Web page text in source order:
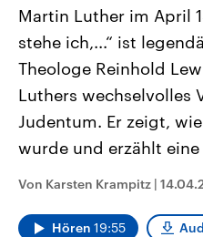
USA
Aktuelle Beiträge, Analysen
Hintergründe
Wirtschaftlich und militärisch
gehören die Vereinigten
den mächtigsten Ländern der
mit großem Einfluss auf das
aktuelle Weltgeschehen.
Sendungen Programm
Audio-Archiv
Martin Luther im April
stehe ich,...“ ist
Theologe Reinhold
Luthers wechselvolles
Judentum. Er zeigt,
wurde und erzählt
Von Karsten Krampitz |
Hören 19:55